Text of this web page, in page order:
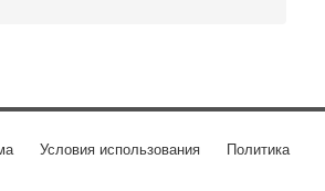
Условия использования
Политика